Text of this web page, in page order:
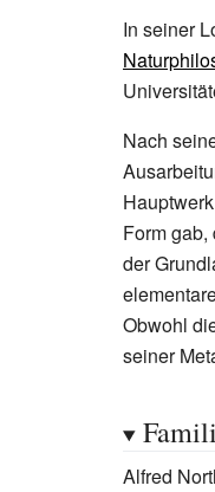
In seiner
Nach
Form
der
Obwohl
seiner
Alfred